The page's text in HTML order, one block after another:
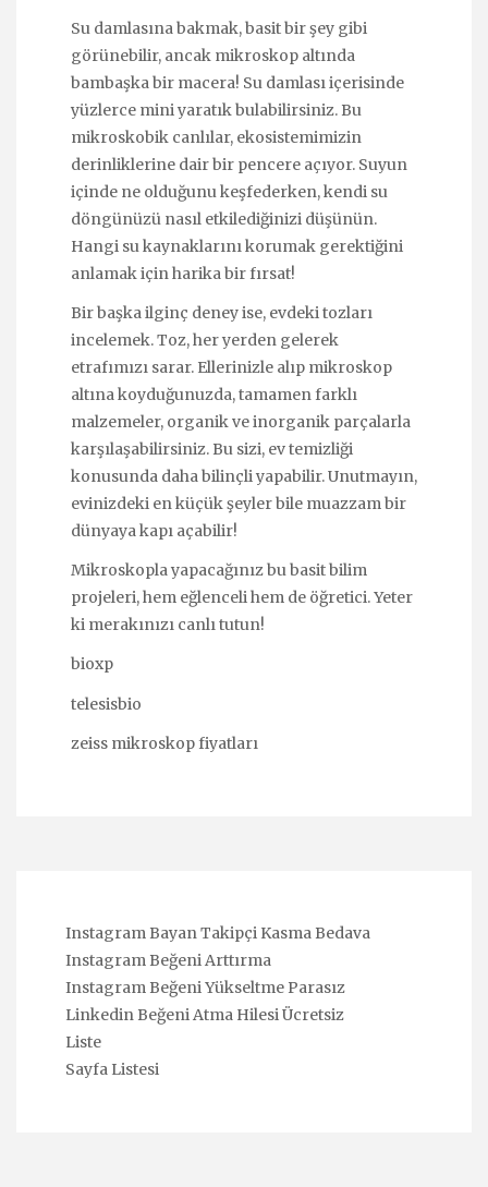
Su damlasına bakmak, basit bir şey gibi
görünebilir, ancak mikroskop altında
bambaşka bir macera! Su damlası içerisinde
yüzlerce mini yaratık bulabilirsiniz. Bu
mikroskobik canlılar, ekosistemimizin
derinliklerine dair bir pencere açıyor. Suyun
içinde ne olduğunu keşfederken, kendi su
döngünüzü nasıl etkilediğinizi düşünün.
Hangi su kaynaklarını korumak gerektiğini
anlamak için harika bir fırsat!
Bir başka ilginç deney ise, evdeki tozları
incelemek. Toz, her yerden gelerek
etrafımızı sarar. Ellerinizle alıp mikroskop
altına koyduğunuzda, tamamen farklı
malzemeler, organik ve inorganik parçalarla
karşılaşabilirsiniz. Bu sizi, ev temizliği
konusunda daha bilinçli yapabilir. Unutmayın,
evinizdeki en küçük şeyler bile muazzam bir
dünyaya kapı açabilir!
Mikroskopla yapacağınız bu basit bilim
projeleri, hem eğlenceli hem de öğretici. Yeter
ki merakınızı canlı tutun!
bioxp
telesisbio
zeiss mikroskop fiyatları
Instagram Bayan Takipçi Kasma Bedava
Instagram Beğeni Arttırma
Instagram Beğeni Yükseltme Parasız
Linkedin Beğeni Atma Hilesi Ücretsiz
Liste
Sayfa Listesi